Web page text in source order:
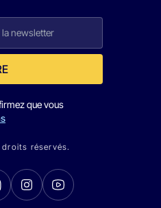
que vous
réservés.